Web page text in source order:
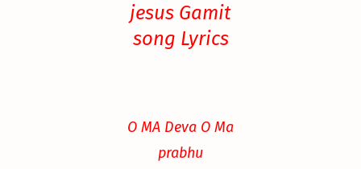
jesus Gamit
song Lyrics
O MA Deva O Ma
prabhu